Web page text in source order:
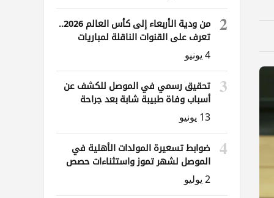
2
من ودية الأربعاء إلى كأس العالم 2026..
تعرف على القنوات الناقلة لمباريات
العراق
4 يونيو
3
تحقيق رسمي في الموصل للكشف عن
أسباب وفاة طبيبة شابة بعد جراحة
ناظورية
13 يونيو
4
ضوابط تسعيرة المولدات الأهلية في
الموصل لشهر تموز واستثناءات حصص
الوقود
2 يوليو